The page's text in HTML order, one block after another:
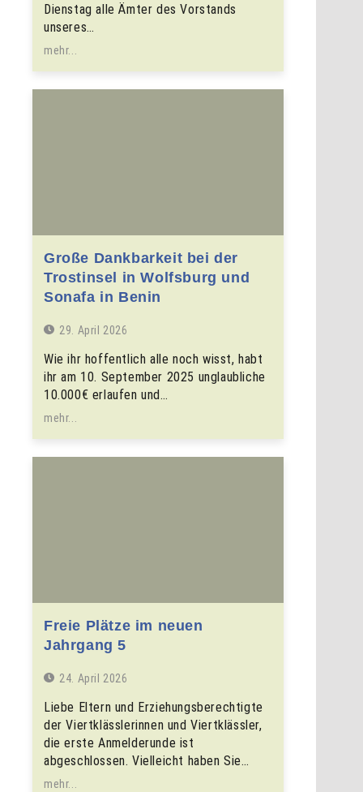
Dienstag alle Ämter des Vorstands
unseres…
mehr...
Große Dankbarkeit bei der
Trostinsel in Wolfsburg und
Sonafa in Benin
29. April 2026
Wie ihr hoffentlich alle noch wisst, habt
ihr am 10. September 2025 unglaubliche
10.000€ erlaufen und…
mehr...
Freie Plätze im neuen
Jahrgang 5
24. April 2026
Liebe Eltern und Erziehungsberechtigte
der Viertklässlerinnen und Viertklässler,
die erste Anmelderunde ist
abgeschlossen. Vielleicht haben Sie…
mehr...